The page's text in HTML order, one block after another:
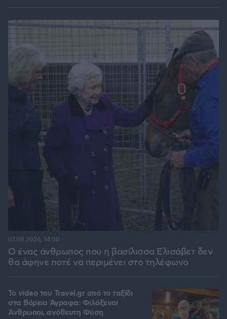
Ο ένας άνθρωπος που η βασίλισσα Ελισάβετ δεν
θα άφηνε ποτέ να περιμένει στο τηλέφωνο
07.08.2026, 14:00
To video του Travel.gr από το ταξίδι
στα Βόρεια Άγραφα: Φιλόξενοι
Άνθρωποι, ανόθευτη Φύση